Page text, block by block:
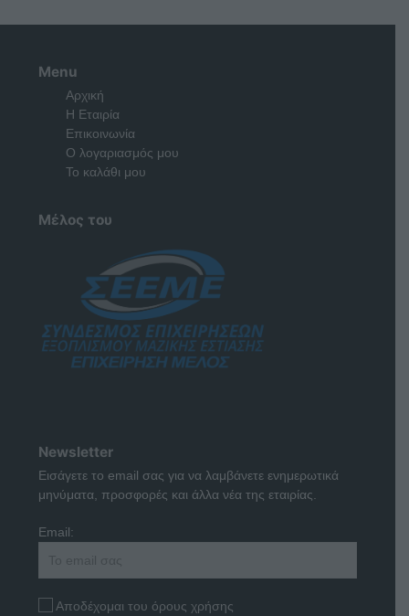
Menu
Αρχική
Η Εταιρία
Επικοινωνία
Ο λογαριασμός μου
Το καλάθι μου
Μέλος του
Newsletter
Εισάγετε το email σας για να λαμβάνετε ενημερωτικά
μηνύματα, προσφορές και άλλα νέα της εταιρίας.
Email:
Αποδέχομαι του όρους χρήσης